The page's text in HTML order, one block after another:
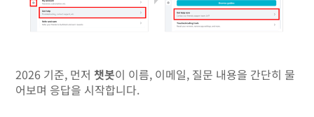
2026 기준, 먼저 챗봇이 이름, 이메일, 질문 내용을 간단히 물
어보며 응답을 시작합니다.